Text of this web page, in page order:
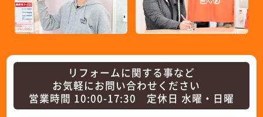
リフォームに関する事など
お気軽にお問い合わせください
営業時間 10:00-17:30 定休日 水曜・日曜